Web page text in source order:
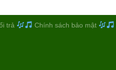
trả Chính sách bảo mật